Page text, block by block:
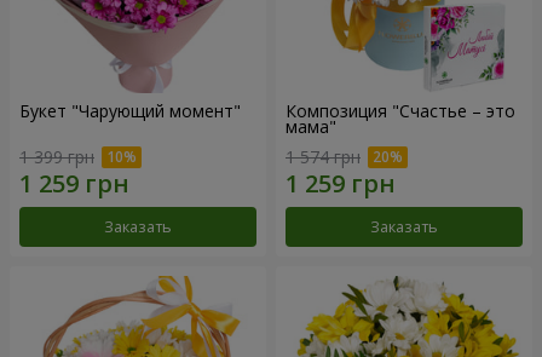
Букет "Чарующий момент"
1 399 грн
Заказать
Композиция "Счастье – это
мама"
1 574 грн
Заказать